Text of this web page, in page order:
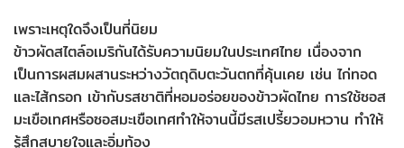
เพราะเหตุใดจึงเป็นที่นิยม
ข้าวผัดสไตล์อเมริกันได้รับความนิยมในประเทศไทย เนื่องจาก
เป็นการผสมผสานระหว่างวัตถุดิบตะวันตกที่คุ้นเคย เช่น ไก่ทอด
และไส้กรอก เข้ากับรสชาติที่หอมอร่อยของข้าวผัดไทย การใช้ซอส
มะเขือเทศหรือซอสมะเขือเทศทำให้จานนี้มีรสเปรี้ยวอมหวาน ทำให้
รู้สึกสบายใจและอิ่มท้อง